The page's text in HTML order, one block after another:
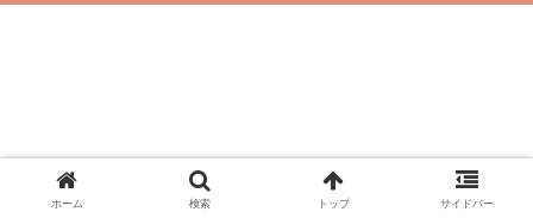
ホーム 検索 トップ サイドバー